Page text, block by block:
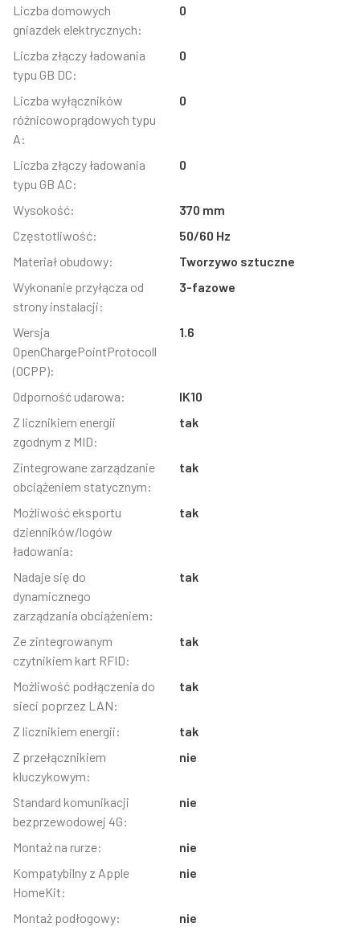
Liczba domowych
gniazdek elektrycznych:
0
Liczba złączy ładowania
typu GB DC:
0
Liczba wyłączników
różnicowoprądowych typu
A:
0
Liczba złączy ładowania
typu GB AC:
0
Wysokość:
370 mm
Częstotliwość:
50/60 Hz
Materiał obudowy:
Tworzywo sztuczne
Wykonanie przyłącza od
strony instalacji:
3-fazowe
Wersja
OpenChargePointProtocoll
(OCPP):
1.6
Odporność udarowa:
IK10
Z licznikiem energii
zgodnym z MID:
tak
Zintegrowane zarządzanie
obciążeniem statycznym:
tak
Możliwość eksportu
dzienników/logów
ładowania:
tak
Nadaje się do
dynamicznego
zarządzania obciążeniem:
tak
Ze zintegrowanym
czytnikiem kart RFID:
tak
Możliwość podłączenia do
sieci poprzez LAN:
tak
Z licznikiem energii:
tak
Z przełącznikiem
kluczykowym:
nie
Standard komunikacji
bezprzewodowej 4G:
nie
Montaż na rurze:
nie
Kompatybilny z Apple
HomeKit:
nie
Montaż podłogowy:
nie